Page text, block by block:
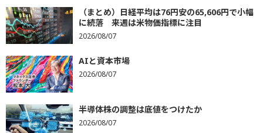
（まとめ）日経平均は76円安の65,606円で小幅
に続落 来週は米物価指標に注目
2026/08/07
AIと資本市場
2026/08/07
半導体株の調整は底値をつけたか
2026/08/07